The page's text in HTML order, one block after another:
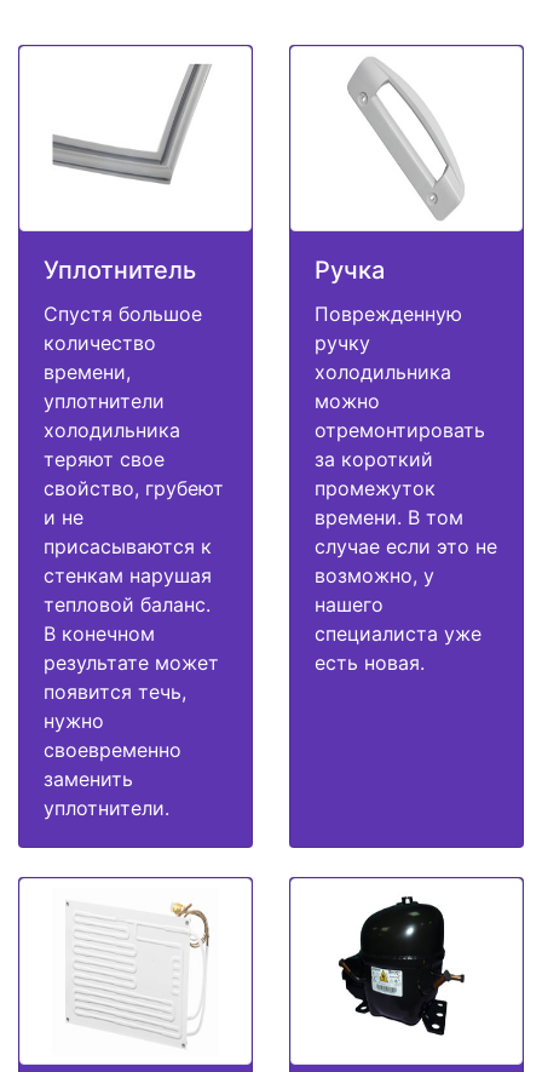
Уплотнитель
Спустя большое
количество
времени,
уплотнители
холодильника
теряют свое
свойство, грубеют
и не
присасываются к
стенкам нарушая
тепловой баланс.
В конечном
результате может
появится течь,
нужно
своевременно
заменить
уплотнители.
Ручка
Поврежденную
ручку
холодильника
можно
отремонтировать
за короткий
промежуток
времени. В том
случае если это не
возможно, у
нашего
специалиста уже
есть новая.